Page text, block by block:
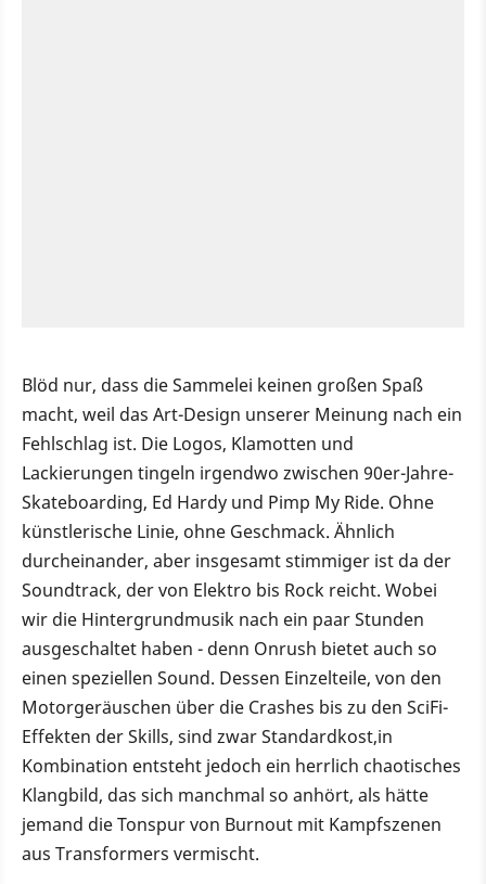
Blöd nur, dass die Sammelei keinen großen Spaß
macht, weil das Art-Design unserer Meinung nach ein
Fehlschlag ist. Die Logos, Klamotten und
Lackierungen tingeln irgendwo zwischen 90er-Jahre-
Skateboarding, Ed Hardy und Pimp My Ride. Ohne
künstlerische Linie, ohne Geschmack. Ähnlich
durcheinander, aber insgesamt stimmiger ist da der
Soundtrack, der von Elektro bis Rock reicht. Wobei
wir die Hintergrundmusik nach ein paar Stunden
ausgeschaltet haben - denn Onrush bietet auch so
einen speziellen Sound. Dessen Einzelteile, von den
Motorgeräuschen über die Crashes bis zu den SciFi-
Effekten der Skills, sind zwar Standardkost,in
Kombination entsteht jedoch ein herrlich chaotisches
Klangbild, das sich manchmal so anhört, als hätte
jemand die Tonspur von Burnout mit Kampfszenen
aus Transformers vermischt.